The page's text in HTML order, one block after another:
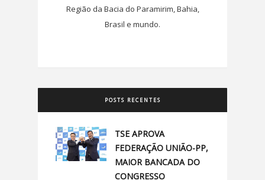
Região da Bacia do Paramirim, Bahia,
Brasil e mundo.
POSTS RECENTES
TSE APROVA
FEDERAÇÃO UNIÃO-PP,
MAIOR BANCADA DO
CONGRESSO